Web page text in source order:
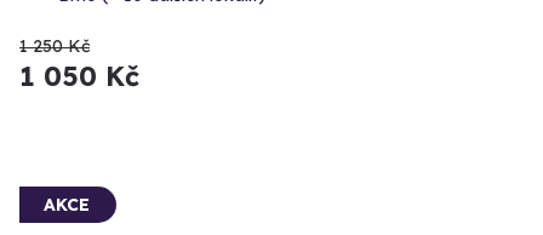
1 250 Kč
1 050 Kč
AKCE